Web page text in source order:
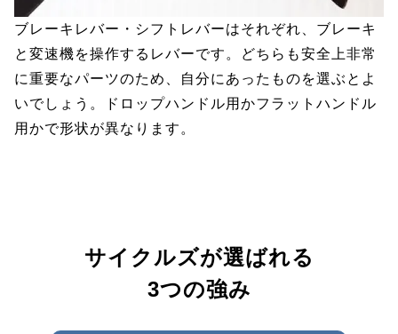
ブレーキレバー・シフトレバーはそれぞれ、ブレーキ
と変速機を操作するレバーです。どちらも安全上非常
に重要なパーツのため、自分にあったものを選ぶとよ
いでしょう。ドロップハンドル用かフラットハンドル
用かで形状が異なります。
サイクルズが選ばれる
3つの強み